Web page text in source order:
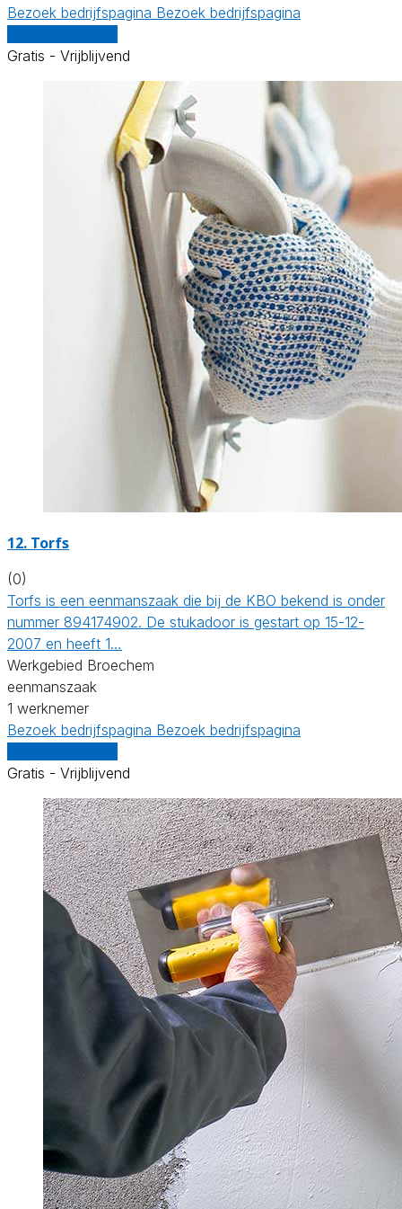
Bezoek bedrijfspagina Bezoek bedrijfspagina
Gratis - Vrijblijvend
12. Torfs
(0)
Torfs is een eenmanszaak die bij de KBO bekend is onder
nummer 894174902. De stukadoor is gestart op 15-12-
2007 en heeft 1…
Werkgebied Broechem
eenmanszaak
1 werknemer
Bezoek bedrijfspagina Bezoek bedrijfspagina
Gratis - Vrijblijvend